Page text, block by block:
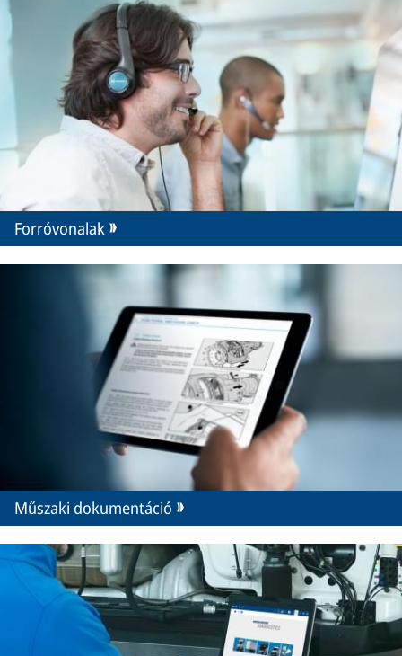
Forróvonalak
Műszaki dokumentáció